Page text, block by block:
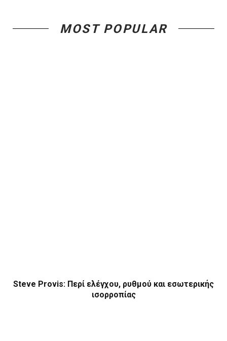
MOST POPULAR
Steve Provis: Περί ελέγχου, ρυθμού και εσωτερικής
ισορροπίας